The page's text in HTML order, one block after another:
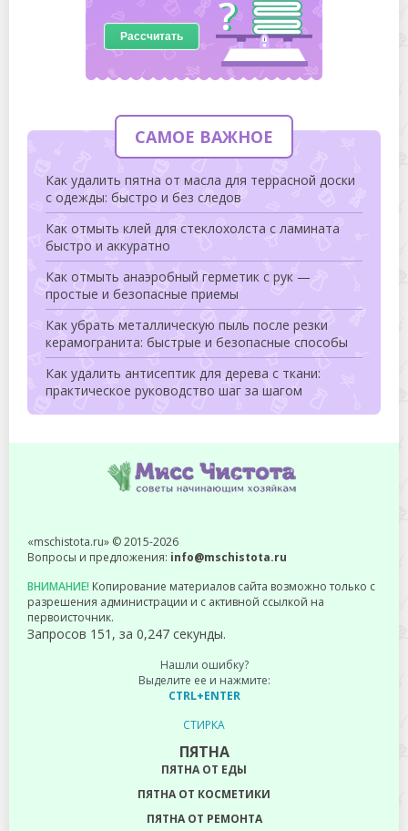
Рассчитать
САМОЕ ВАЖНОЕ
Как удалить пятна от масла для террасной доски
с одежды: быстро и без следов
Как отмыть клей для стеклохолста с ламината
быстро и аккуратно
Как отмыть анаэробный герметик с рук —
простые и безопасные приемы
Как убрать металлическую пыль после резки
керамогранита: быстрые и безопасные способы
Как удалить антисептик для дерева с ткани:
практическое руководство шаг за шагом
«mschistota.ru» © 2015-2026
Вопросы и предложения: info@mschistota.ru
ВНИМАНИЕ! Копирование материалов сайта возможно только с
разрешения администрации и с активной ссылкой на
первоисточник.
Запросов 151, за 0,247 секунды.
Нашли ошибку?
Выделите ее и нажмите:
CTRL+ENTER
СТИРКА
ПЯТНА
ПЯТНА ОТ ЕДЫ
ПЯТНА ОТ КОСМЕТИКИ
ПЯТНА ОТ РЕМОНТА